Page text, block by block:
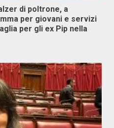
di poltrone, a
per giovani e servizi
per gli ex Pip nella